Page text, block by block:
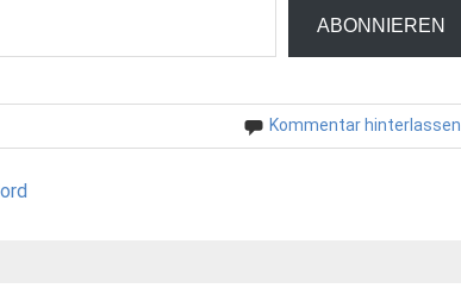
ABONNIEREN
Kommentar hinterlassen